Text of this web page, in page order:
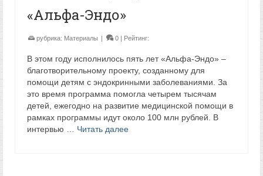
«Альфа-Эндо»
рубрика: Материалы | 0 | Рейтинг:
В этом году исполнилось пять лет «Альфа-Эндо» –
благотворительному проекту, созданному для
помощи детям с эндокринными заболеваниями. За
это время программа помогла четырем тысячам
детей, ежегодно на развитие медицинской помощи в
рамках программы идут около 100 млн рублей. В
интервью … Читать далее